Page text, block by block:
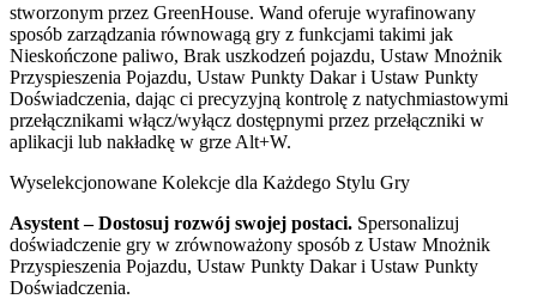
stworzonym przez GreenHouse. Wand oferuje wyrafinowany
sposób zarządzania równowagą gry z funkcjami takimi jak
Nieskończone paliwo, Brak uszkodzeń pojazdu, Ustaw Mnożnik
Przyspieszenia Pojazdu, Ustaw Punkty Dakar i Ustaw Punkty
Doświadczenia, dając ci precyzyjną kontrolę z natychmiastowymi
przełącznikami włącz/wyłącz dostępnymi przez przełączniki w
aplikacji lub nakładkę w grze Alt+W.
Wyselekcjonowane Kolekcje dla Każdego Stylu Gry
Asystent – Dostosuj rozwój swojej postaci. Spersonalizuj
doświadczenie gry w zrównoważony sposób z Ustaw Mnożnik
Przyspieszenia Pojazdu, Ustaw Punkty Dakar i Ustaw Punkty
Doświadczenia.